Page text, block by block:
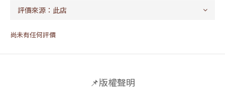
尚未有任何評價
📌版權聲明